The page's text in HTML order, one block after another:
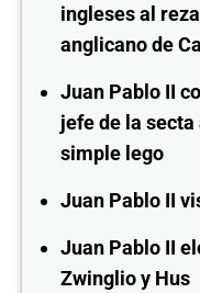
ingleses al
anglicano de
Juan Pablo II
jefe de la
simple lego
Juan Pablo II
Juan Pablo II
Zwinglio y Hus